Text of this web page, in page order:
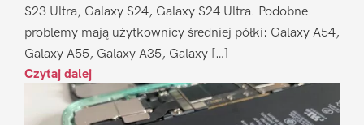
S23 Ultra, Galaxy S24, Galaxy S24 Ultra. Podobne
problemy mają użytkownicy średniej półki: Galaxy A54,
Galaxy A55, Galaxy A35, Galaxy […]
Czytaj dalej